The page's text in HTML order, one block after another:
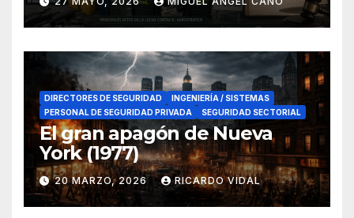
en el sur de España
DIRECTORES DE SEGURIDAD
INGENIERÍA / SISTEMAS
PERSONAL DE SEGURIDAD PRIVADA
SEGURIDAD SECTORIAL
El gran apagón de Nueva
York (1977)
20 MARZO, 2026 RICARDO VIDAL